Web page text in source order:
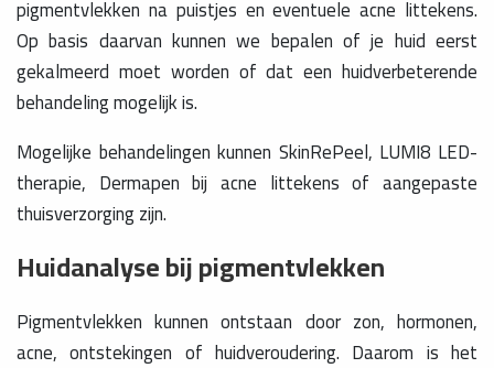
pigmentvlekken na puistjes en eventuele acne littekens.
Op basis daarvan kunnen we bepalen of je huid eerst
gekalmeerd moet worden of dat een huidverbeterende
behandeling mogelijk is.
Mogelijke behandelingen kunnen SkinRePeel, LUMI8 LED-
therapie, Dermapen bij acne littekens of aangepaste
thuisverzorging zijn.
Huidanalyse bij pigmentvlekken
Pigmentvlekken kunnen ontstaan door zon, hormonen,
acne, ontstekingen of huidveroudering. Daarom is het